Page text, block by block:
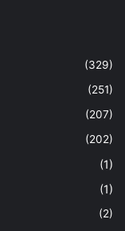
(329)
(251)
(207)
(202)
(1)
(1)
(2)